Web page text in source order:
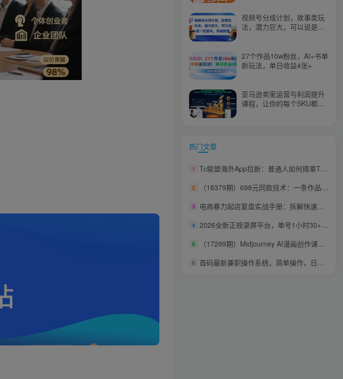
视频号分成计划，故事类玩
法，潜力巨大，可以说是一
27个作品10w粉丝，AI+书单
新玩法，单日收益4张+
亚马逊卖家运营与利润提升
课程，让你的每个SKU都成
热门文章
1 Tc联盟海外App拉新：普通人如何搭乘TikTok快车，打造月入过1W的可持续副业
2 （18379期）698元同款技术：一条作品开通抖音精选，可批量开号卖号，也可代过接单赚钱
3 电商暴力起店复盘实战手册：拆解快速起量落地玩法，复盘起店踩坑细节稳定店铺流量
4 2026全新正规录屏平台，单号1小时30+，矩阵操作日入3张+，长期稳定，碎片时间就能做【揭秘】
5 （17299期）Midjourney AI漫画创作课，脚本构思、人物设计、排版合成，零基础创作完整漫画或系列插画
6 首码最新兼职操作系统，简单操作，日进50+